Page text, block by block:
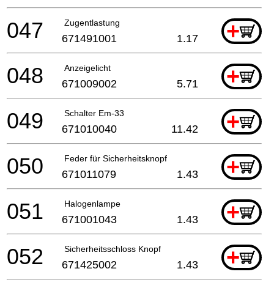
Zugentlastung +
047 671491001 1.17
Anzeigelicht +
048 671009002 5.71
Schalter Em-33 +
049 671010040 11.42
Feder für Sicherheitsknopf +
050 671011079 1.43
Halogenlampe +
051 671001043 1.43
Sicherheitsschloss Knopf +
052 671425002 1.43